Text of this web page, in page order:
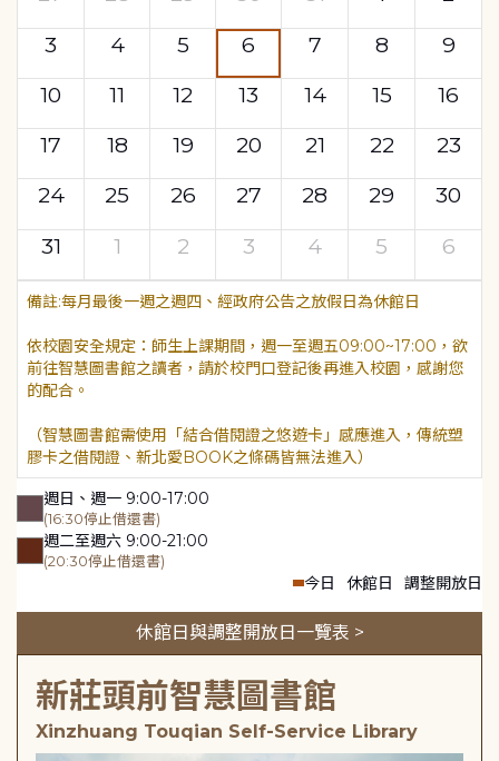
3
4 5 6 7 8
9
10
11 12 13 14 15
16
17
18 19 20 21 22
23
24
25 26 27 28 29
30
31
1 2 3 4 5 6
每月最後一週之週四、經政府公告之放假日為休館日
依校園安全規定：師生上課期間，週一至週五09:00~17:00，欲
前往智慧圖書館之讀者，請於校門口登記後再進入校園，感謝您
的配合。
（智慧圖書館需使用「結合借閱證之悠遊卡」感應進入，傳統塑
膠卡之借閱證、新北愛BOOK之條碼皆無法進入）
週日、週一 9:00-17:00
(16:30停止借還書)
週二至週六 9:00-21:00
(20:30停止借還書)
今日 休館日 調整開放日
休館日與調整開放日一覽表 >
新莊頭前智慧圖書館
Xinzhuang Touqian Self-Service Library